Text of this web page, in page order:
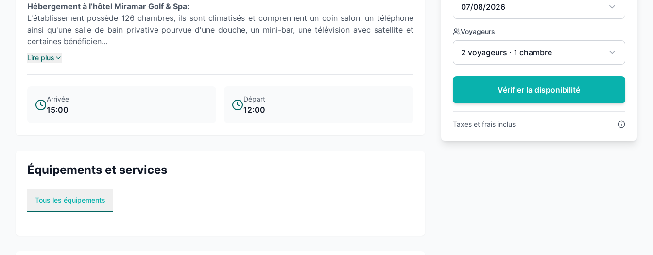
Hébergement à l’hôtel Miramar Golf & Spa:
L'établissement possède 126 chambres, ils sont climatisés et comprennent un coin salon, un téléphone
ainsi qu'une salle de bain privative pourvue d'une douche, un mini-bar, une télévision avec satellite et
certaines bénéficien...
Lire plus
Arrivée
15:00
Départ
12:00
Équipements et services
Tous les équipements
07/08/2026
Voyageurs
2 voyageurs · 1 chambre
Vérifier la disponibilité
Taxes et frais inclus